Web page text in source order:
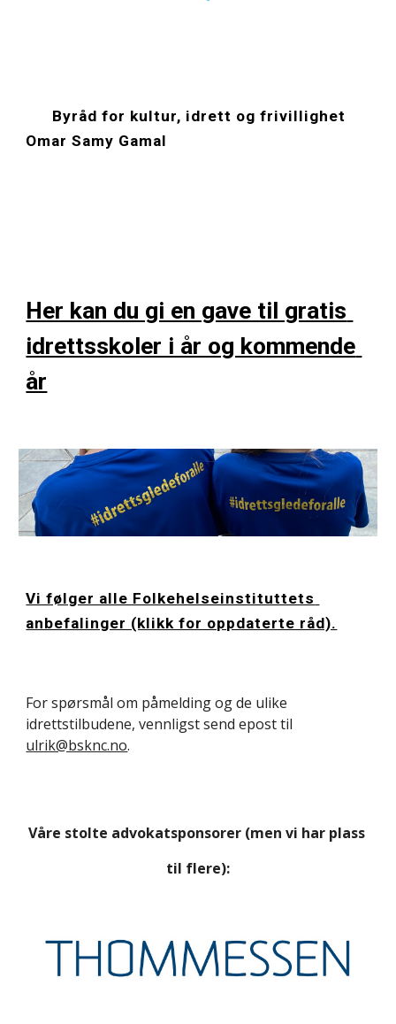
      B
yråd for kultur, idrett og frivillighet
Omar Samy Gamal
Her kan du gi en gave til gratis
idrettsskoler i år og kommende
år
Vi følger alle Folkehelseinstituttets
anbefalinger (klikk for oppdaterte råd).
For spørsmål om påmelding og de ulike
ulrik@bsknc.no.
Våre stolte advokatsponsorer (men vi har plass
til flere):